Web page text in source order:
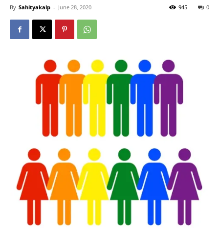
By Sahityakalp - June 28, 2020 0
945